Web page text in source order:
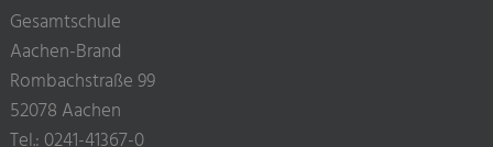
Gesamtschule
Aachen-Brand
Rombachstraße 99
52078 Aachen
Tel.: 0241-41367-0